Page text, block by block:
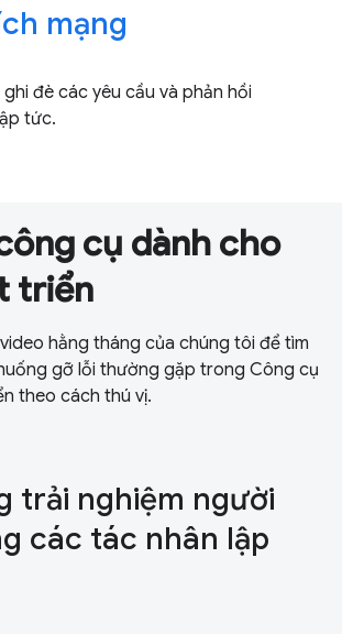
mạng
ghi đè các yêu cầu và phản hồi
tức.
cụ dành cho
triển
hằng tháng của chúng tôi để tìm
gỡ lỗi thường gặp trong Công cụ
theo cách thú vị.
trải nghiệm người
các tác nhân lập